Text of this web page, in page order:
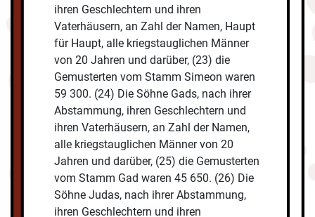
ihren Geschlechtern und ihren
Vaterhäusern, an Zahl der Namen, Haupt
für Haupt, alle kriegstauglichen Männer
von 20 Jahren und darüber, (23) die
Gemusterten vom Stamm Simeon waren
59 300. (24) Die Söhne Gads, nach ihrer
Abstammung, ihren Geschlechtern und
ihren Vaterhäusern, an Zahl der Namen,
alle kriegstauglichen Männer von 20
Jahren und darüber, (25) die Gemusterten
vom Stamm Gad waren 45 650. (26) Die
Söhne Judas, nach ihrer Abstammung,
ihren Geschlechtern und ihren